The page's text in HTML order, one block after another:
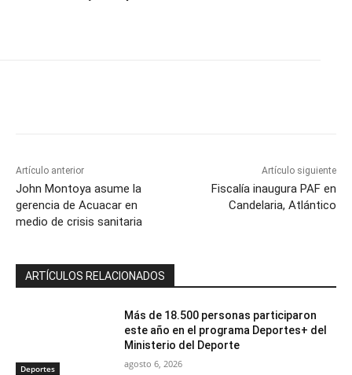
Artículo anterior
John Montoya asume la
gerencia de Acuacar en
medio de crisis sanitaria
Artículo siguiente
Fiscalía inaugura PAF en
Candelaria, Atlántico
ARTÍCULOS RELACIONADOS
Deportes
Más de 18.500 personas participaron
este año en el programa Deportes+ del
Ministerio del Deporte
agosto 6, 2026